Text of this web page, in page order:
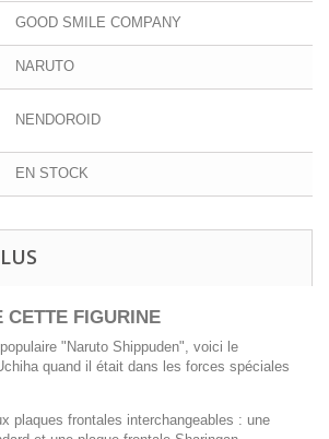
GOOD SMILE COMPANY
NARUTO
NENDOROID
EN STOCK
CETTE FIGURINE
"Naruto Shippuden", voici le
quand il était dans les forces spéciales
plaques frontales interchangeables : une